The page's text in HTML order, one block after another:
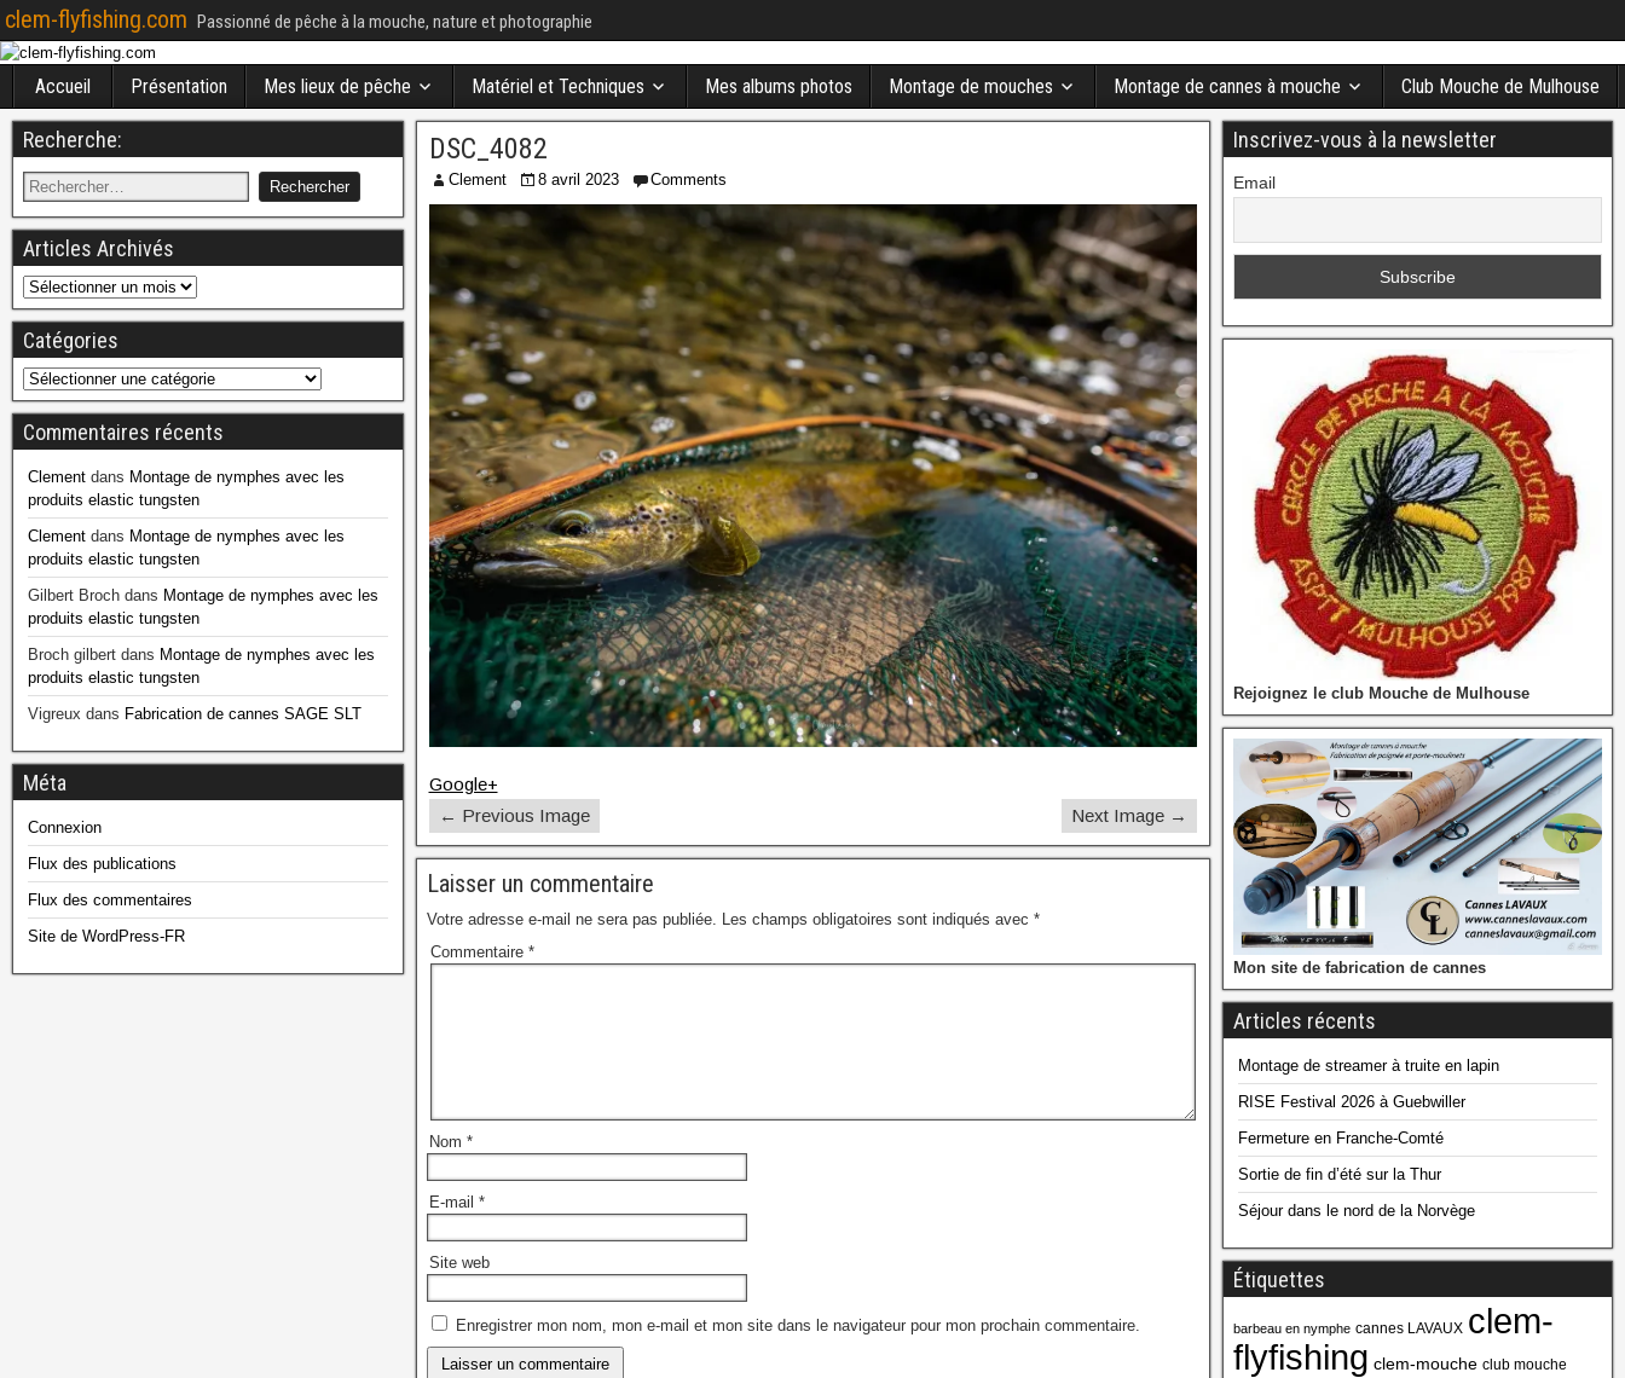
clem-flyfishing.com Passionné de pêche à la mouche, nature et photographie
Accueil Présentation Mes lieux de pêche Matériel et Techniques Mes albums photos Montage de mouches Montage de cannes à mouche Club Mouche de Mulhouse
DSC_4082
Clement 8 avril 2023 Comments
Google+
← Previous Image
Next Image →
Laisser un commentaire
Votre adresse e-mail ne sera pas publiée. Les champs obligatoires sont indiqués avec *
Commentaire *
Nom *
E-mail *
Site web
Enregistrer mon nom, mon e-mail et mon site dans le navigateur pour mon prochain commentaire.
Recherche:
Articles Archivés
Catégories
Commentaires récents
Clement dans Montage de nymphes avec les
produits elastic tungsten
Clement dans Montage de nymphes avec les
produits elastic tungsten
Gilbert Broch dans Montage de nymphes avec les
produits elastic tungsten
Broch gilbert dans Montage de nymphes avec les
produits elastic tungsten
Vigreux dans Fabrication de cannes SAGE SLT
Méta
Connexion
Flux des publications
Flux des commentaires
Site de WordPress-FR
Inscrivez-vous à la newsletter
Email
Rejoignez le club Mouche de Mulhouse
Mon site de fabrication de cannes
Articles récents
Montage de streamer à truite en lapin
RISE Festival 2026 à Guebwiller
Fermeture en Franche-Comté
Sortie de fin d’été sur la Thur
Séjour dans le nord de la Norvège
Étiquettes
barbeau en nymphe cannes LAVAUX clem-
flyfishing clem-mouche club mouche